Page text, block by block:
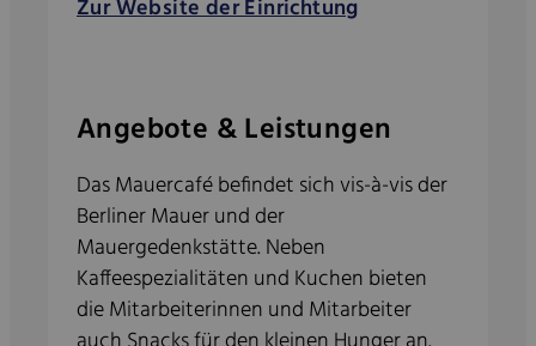
Zur Website der Einrichtung
Angebote & Leistungen
Das Mauercafé befindet sich vis-à-vis der
Berliner Mauer und der
Mauergedenkstätte. Neben
Kaffeespezialitäten und Kuchen bieten
die Mitarbeiterinnen und Mitarbeiter